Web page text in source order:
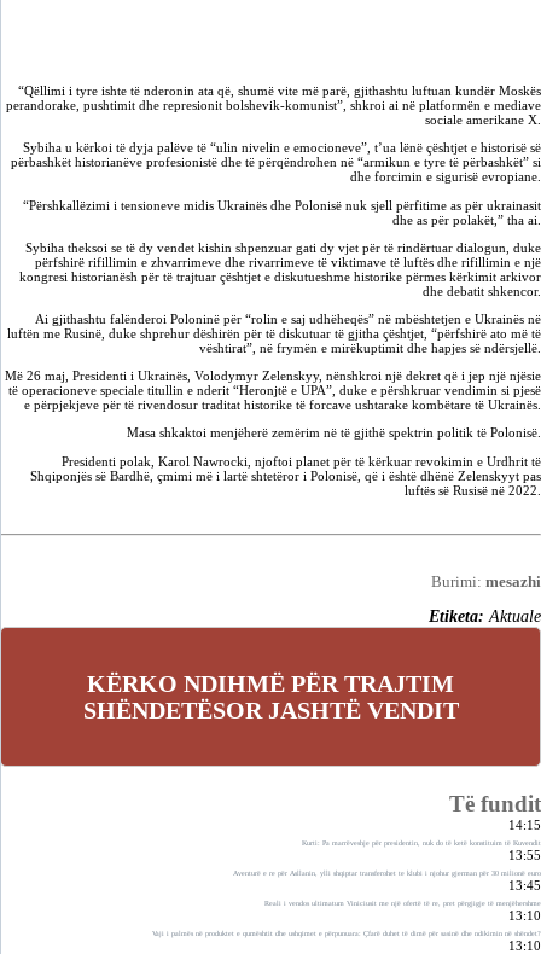
“Qëllimi i tyre ishte të nderonin ata që, shumë vite më parë, gjithashtu luftuan kundër Moskës
perandorake, pushtimit dhe represionit bolshevik-komunist”, shkroi ai në platformën e mediave
sociale amerikane X.
Sybiha u kërkoi të dyja palëve të “ulin nivelin e emocioneve”, t’ua lënë çështjet e historisë së
përbashkët historianëve profesionistë dhe të përqëndrohen në “armikun e tyre të përbashkët” si
dhe forcimin e sigurisë evropiane.
“Përshkallëzimi i tensioneve midis Ukrainës dhe Polonisë nuk sjell përfitime as për ukrainasit
dhe as për polakët,” tha ai.
Sybiha theksoi se të dy vendet kishin shpenzuar gati dy vjet për të rindërtuar dialogun, duke
përfshirë rifillimin e zhvarrimeve dhe rivarrimeve të viktimave të luftës dhe rifillimin e një
kongresi historianësh për të trajtuar çështjet e diskutueshme historike përmes kërkimit arkivor
dhe debatit shkencor.
Ai gjithashtu falënderoi Poloninë për “rolin e saj udhëheqës” në mbështetjen e Ukrainës në
luftën me Rusinë, duke shprehur dëshirën për të diskutuar të gjitha çështjet, “përfshirë ato më të
vështirat”, në frymën e mirëkuptimit dhe hapjes së ndërsjellë.
Më 26 maj, Presidenti i Ukrainës, Volodymyr Zelenskyy, nënshkroi një dekret që i jep një njësie
të operacioneve speciale titullin e nderit “Heronjtë e UPA”, duke e përshkruar vendimin si pjesë
e përpjekjeve për të rivendosur traditat historike të forcave ushtarake kombëtare të Ukrainës.
Masa shkaktoi menjëherë zemërim në të gjithë spektrin politik të Polonisë.
Presidenti polak, Karol Nawrocki, njoftoi planet për të kërkuar revokimin e Urdhrit të
Shqiponjës së Bardhë, çmimi më i lartë shtetëror i Polonisë, që i është dhënë Zelenskyyt pas
luftës së Rusisë në 2022.
Burimi: mesazhi
Etiketa: Aktuale
KËRKO NDIHMË PËR TRAJTIM
SHËNDETËSOR JASHTË VENDIT
Të fundit
14:15
Kurti: Pa marrëveshje për presidentin, nuk do të ketë konstituim të Kuvendit
13:55
Aventurë e re për Asllanin, ylli shqiptar transferohet te klubi i njohur gjerman për 30 milionë euro
13:45
Reali i vendos ultimatum Viniciusit me një ofertë të re, pret përgjigje të menjëhershme
13:10
Vaji i palmës në produktet e qumështit dhe ushqimet e përpunuara: Çfarë duhet të dimë për sasinë dhe ndikimin në shëndet?
13:10